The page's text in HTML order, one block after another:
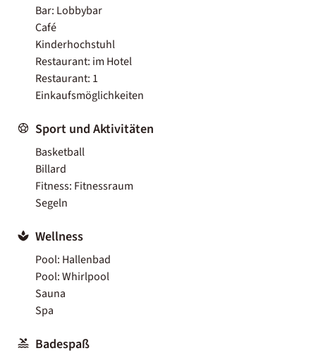
Bar: Lobbybar
Café
Kinderhochstuhl
Restaurant: im Hotel
Restaurant: 1
Einkaufsmöglichkeiten
Sport und Aktivitäten
Basketball
Billard
Fitness: Fitnessraum
Segeln
Wellness
Pool: Hallenbad
Pool: Whirlpool
Sauna
Spa
Badespaß